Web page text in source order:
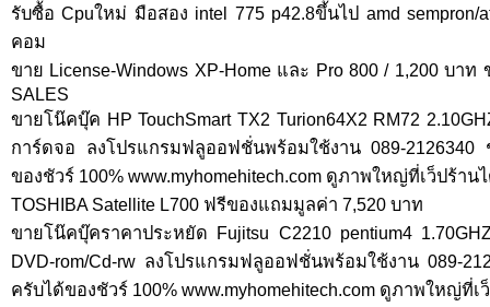
รับซื้อ Cpuใหม่ มือสอง intel 775 p42.8ขึ้นไป amd sempron/
คอม
ขาย License-Windows XP-Home และ Pro 800 / 1,200 บาท
SALES
ขายโน๊คบุ๊ค HP TouchSmart TX2 Turion64X2 RM72
การ์ดจอ ลงโปรแกรมฟลูออฟชั่นพร้อมใช้งาน 089-2126340
ของชัวร์ 100% www.myhomehitech.com ดูภาพใหญ่ที่เว็ปร้าน
TOSHIBA Satellite L700 ฟรีของแถมมูลค่า 7,520 บาท
ขายโน๊คบุ๊คราคาประหยัด Fujitsu C2210 pentium4
DVD-rom/Cd-rw ลงโปรแกรมฟลูออฟชั่นพร้อมใช้งาน 089-
ครับได้ของชัวร์ 100% www.myhomehitech.com ดูภาพใหญ่ที่เ